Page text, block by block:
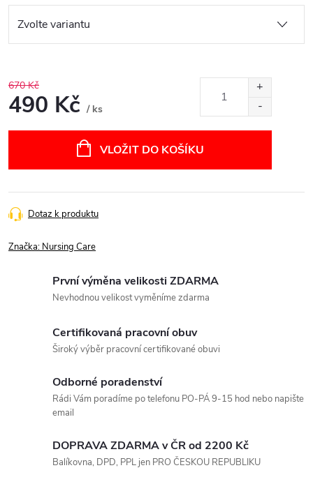
670 Kč
490 Kč / ks
VLOŽIT DO KOŠÍKU
Dotaz k produktu
Značka: Nursing Care
První výměna velikosti ZDARMA
Nevhodnou velikost vyměníme zdarma
Certifikovaná pracovní obuv
Široký výběr pracovní certifikované obuvi
Odborné poradenství
Rádi Vám poradíme po telefonu PO-PÁ 9-15 hod nebo napište
email
DOPRAVA ZDARMA v ČR od 2200 Kč
Balíkovna, DPD, PPL jen PRO ČESKOU REPUBLIKU